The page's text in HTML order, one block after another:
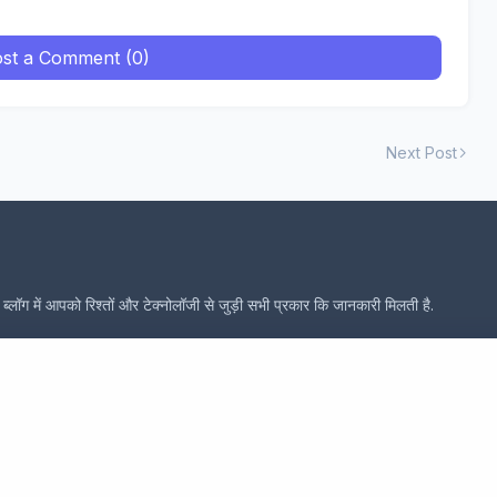
a Comment (0)
Next Post
में आपको रिश्तों और टेक्नोलॉजी से जुड़ी सभी प्रकार कि जानकारी मिलती है.